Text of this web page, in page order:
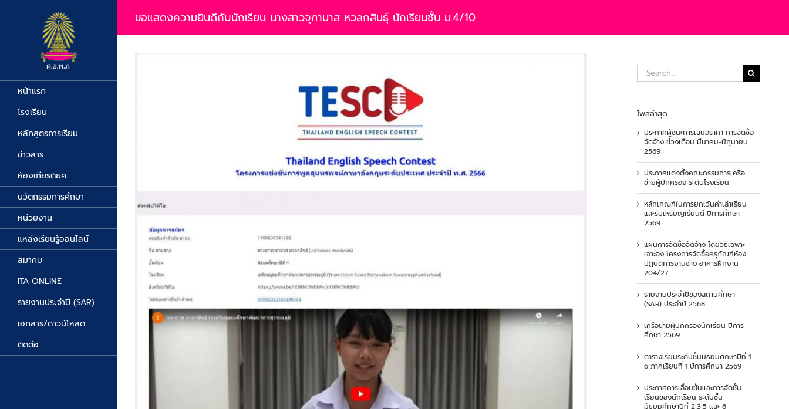
หน้าแรก
โรงเรียน
หลักสูตรการเรียน
ข่าวสาร
ห้องเกียรติยศ
นวัตกรรมการศึกษา
หน่วยงาน
แหล่งเรียนรู้ออนไลน์
สมาคม
ITA ONLINE
รายงานประจำปี (SAR)
เอกสาร/ดาวน์โหลด
ติดต่อ
ขอแสดงความยินดีกับนักเรียน นางสาวจุฑามาส หวลกสินธุ์ นักเรียนชั้น ม.4/10
Search
for:
โพสล่าสุด
ประกาศผู้ชนะการเสนอราคา การจัดซื้อ
จัดจ้าง ช่วงเดือน มีนาคม-มิถุนายน
2569
ประกาศแต่งตั้งคณะกรรมการเครือ
ข่ายผู้ปกครอง ระดับโรงเรียน
หลักเกณฑ์ในการยกเว้นค่าเล่าเรียน
และรับเหรียญเรียนดี ปีการศึกษา
2569
แผนการจัดซื้อจัดจ้าง โดยวิธีเฉพาะ
เจาะจง โครงการจัดซื้อครุภัณฑ์ห้อง
ปฏิบัติการงานช่าง อาคารฝึกงาน
204/27
รายงานประจำปีของสถานศึกษา
(SAR) ประจำปี 2568
เครือข่ายผู้ปกครองนักเรียน ปีการ
ศึกษา 2569
ตารางเรียนระดับชั้นมัธยมศึกษาปีที่ 1-
6 ภาคเรียนที่ 1 ปีการศึกษา 2569
ประกาศการเลื่อนชั้นและการจัดชั้น
เรียนของนักเรียน ระดับชั้น
มัธยมศึกษาปีที่ 2,3,5 และ 6